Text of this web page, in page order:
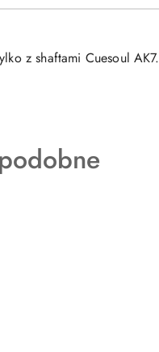
z shaftami Cuesoul AK7.